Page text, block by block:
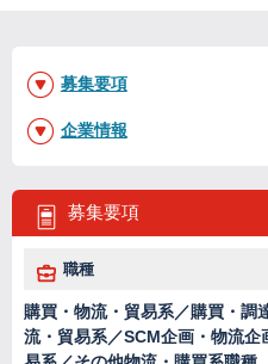
募集要項
職種
購買・物流・貿易系／購買・調
流・貿易系／SCM企画・物流
募集要項
企業情報